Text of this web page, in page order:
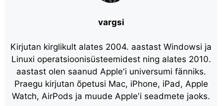
vargsi
Kirjutan kirglikult alates 2004. aastast Windowsi ja
Linuxi operatsioonisüsteemidest ning alates 2010.
aastast olen saanud Apple'i universumi fänniks.
Praegu kirjutan õpetusi Mac, iPhone, iPad, Apple
Watch, AirPods ja muude Apple'i seadmete jaoks.